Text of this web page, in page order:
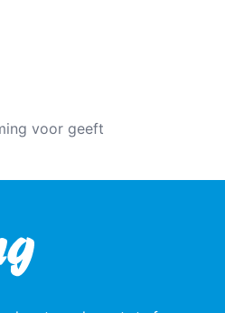
voor geeft